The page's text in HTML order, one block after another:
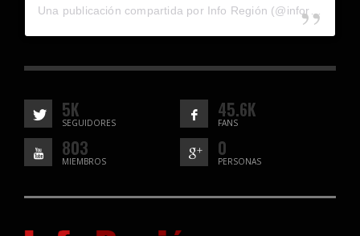
5K
SEGUIDORES
45.6K
FANS
803
MIEMBROS
0
PERSONAS